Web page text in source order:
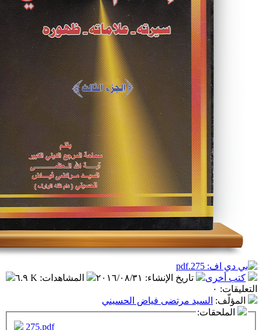
تاريخ الإنشاء:٢٠١٦/٠٨/٣١ المشاهدات:٦.٩ K
مرتضى فياض الحسيني